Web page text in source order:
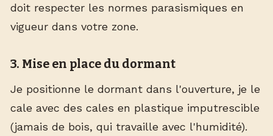
doit respecter les normes parasismiques en
vigueur dans votre zone.
3. Mise en place du dormant
Je positionne le dormant dans l'ouverture, je le
cale avec des cales en plastique imputrescible
(jamais de bois, qui travaille avec l'humidité).